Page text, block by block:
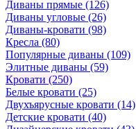
Диваны прямые (126)
Диваны угловые (26)
Диваны-кровати (98)
Кресла (80)
Популярные диваны (109)
Элитные диваны (59)
Кровати (250)
Белые кровати (25)
Двухъярусные кровати (14)
Детские кровати (40)